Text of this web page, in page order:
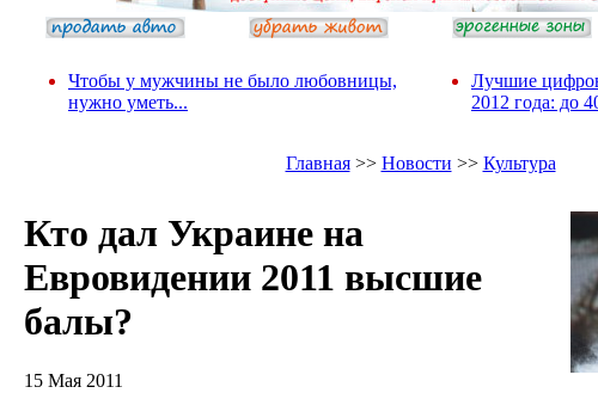
Чтобы у мужчины не было любовницы,
нужно уметь...
Лучшие
2012 года: до
Главная>> Новости >> Культура
Кто дал Украине на
Евровидении 2011 высшие
балы?
15 Мая 2011